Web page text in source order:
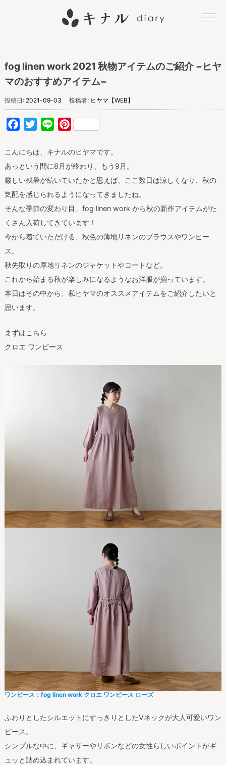
diary
fog linen work 2021 秋物アイテムのご紹介 −ヒヤ
マのおすすめアイテム−
投稿日: 2021-09-03 投稿者: ヒヤマ【WEB】
FacebookTwitterLine Pinterest
こんにちは、キナルのヒヤマです。
あっという間に8月が終わり、もう9月。
厳しい残暑が続いていたかと思えば、ここ数日は涼しくなり、秋の
気配を感じられるようになってきましたね。
そんな季節の変わり目、fog linen work から秋の新作アイテムがた
くさん入荷してきています！
今から着ていただける、秋色の薄地リネンのブラウスやワンピー
ス。
秋先取りの厚地リネンのジャケットやコートなど。
これから始まる秋が楽しみになるようなお洋服が揃っています。
本日はその中から、私ヒヤマのオススメアイテムをご紹介したいと
思います。
まずはこちら
クロエ ワンピース
ワンピース：fog linen work クロエ ワンピース ローズ
ふわりとしたシルエットにすっきりとしたVネックが大人可愛いワン
ピース。
シンプルな中に、ギャザーやリボンなどの女性らしいポイントがギ
ュッと詰め込まれています。